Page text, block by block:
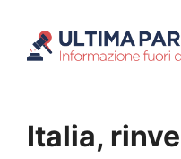
Italia,